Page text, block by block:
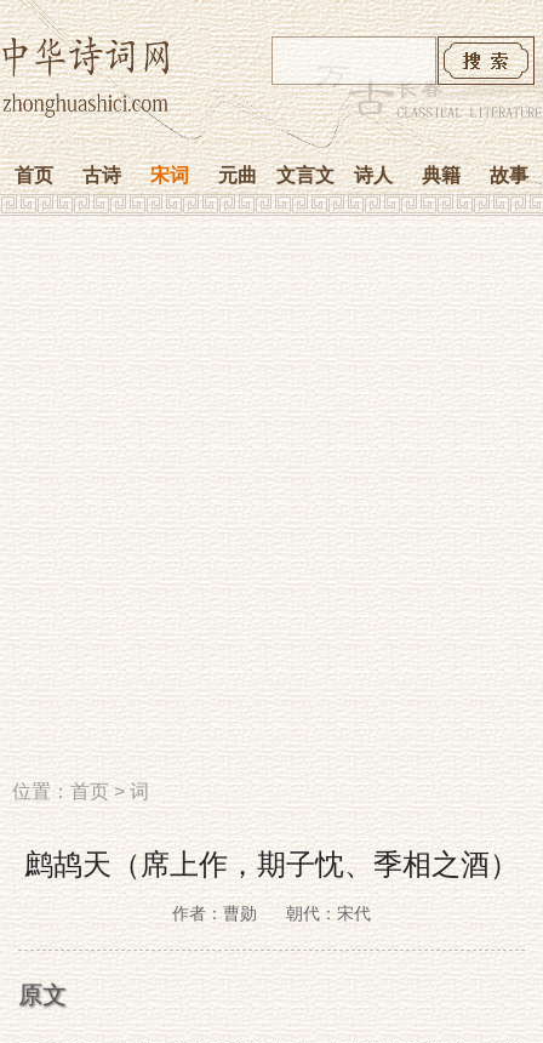
首页 古诗 宋词 元曲 文言文 诗人 典籍 故事
位置：首页>词
鹧鸪天（席上作，期子忱、季相之酒）
作者：曹勋 朝代：宋代
原文